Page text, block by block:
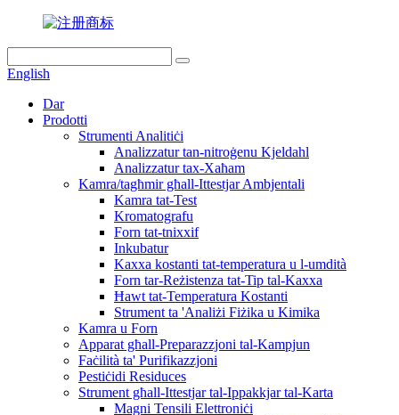
English
Dar
Prodotti
Strumenti Analitiċi
Analizzatur tan-nitroġenu Kjeldahl
Analizzatur tax-Xaħam
Kamra/tagħmir għall-Ittestjar Ambjentali
Kamra tat-Test
Kromatografu
Forn tat-tnixxif
Inkubatur
Kaxxa kostanti tat-temperatura u l-umdità
Forn tar-Reżistenza tat-Tip tal-Kaxxa
Ħawt tat-Temperatura Kostanti
Strument ta 'Analiżi Fiżika u Kimika
Kamra u Forn
Apparat għall-Preparazzjoni tal-Kampjun
Faċilità ta' Purifikazzjoni
Pestiċidi Residuces
Strument għall-Ittestjar tal-Ippakkjar tal-Karta
Magni Tensili Elettroniċi